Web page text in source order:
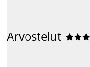
Arvostelut 


